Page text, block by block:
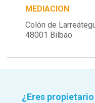
MEDIACION
Colón de
48001 Bilbao
¿Eres